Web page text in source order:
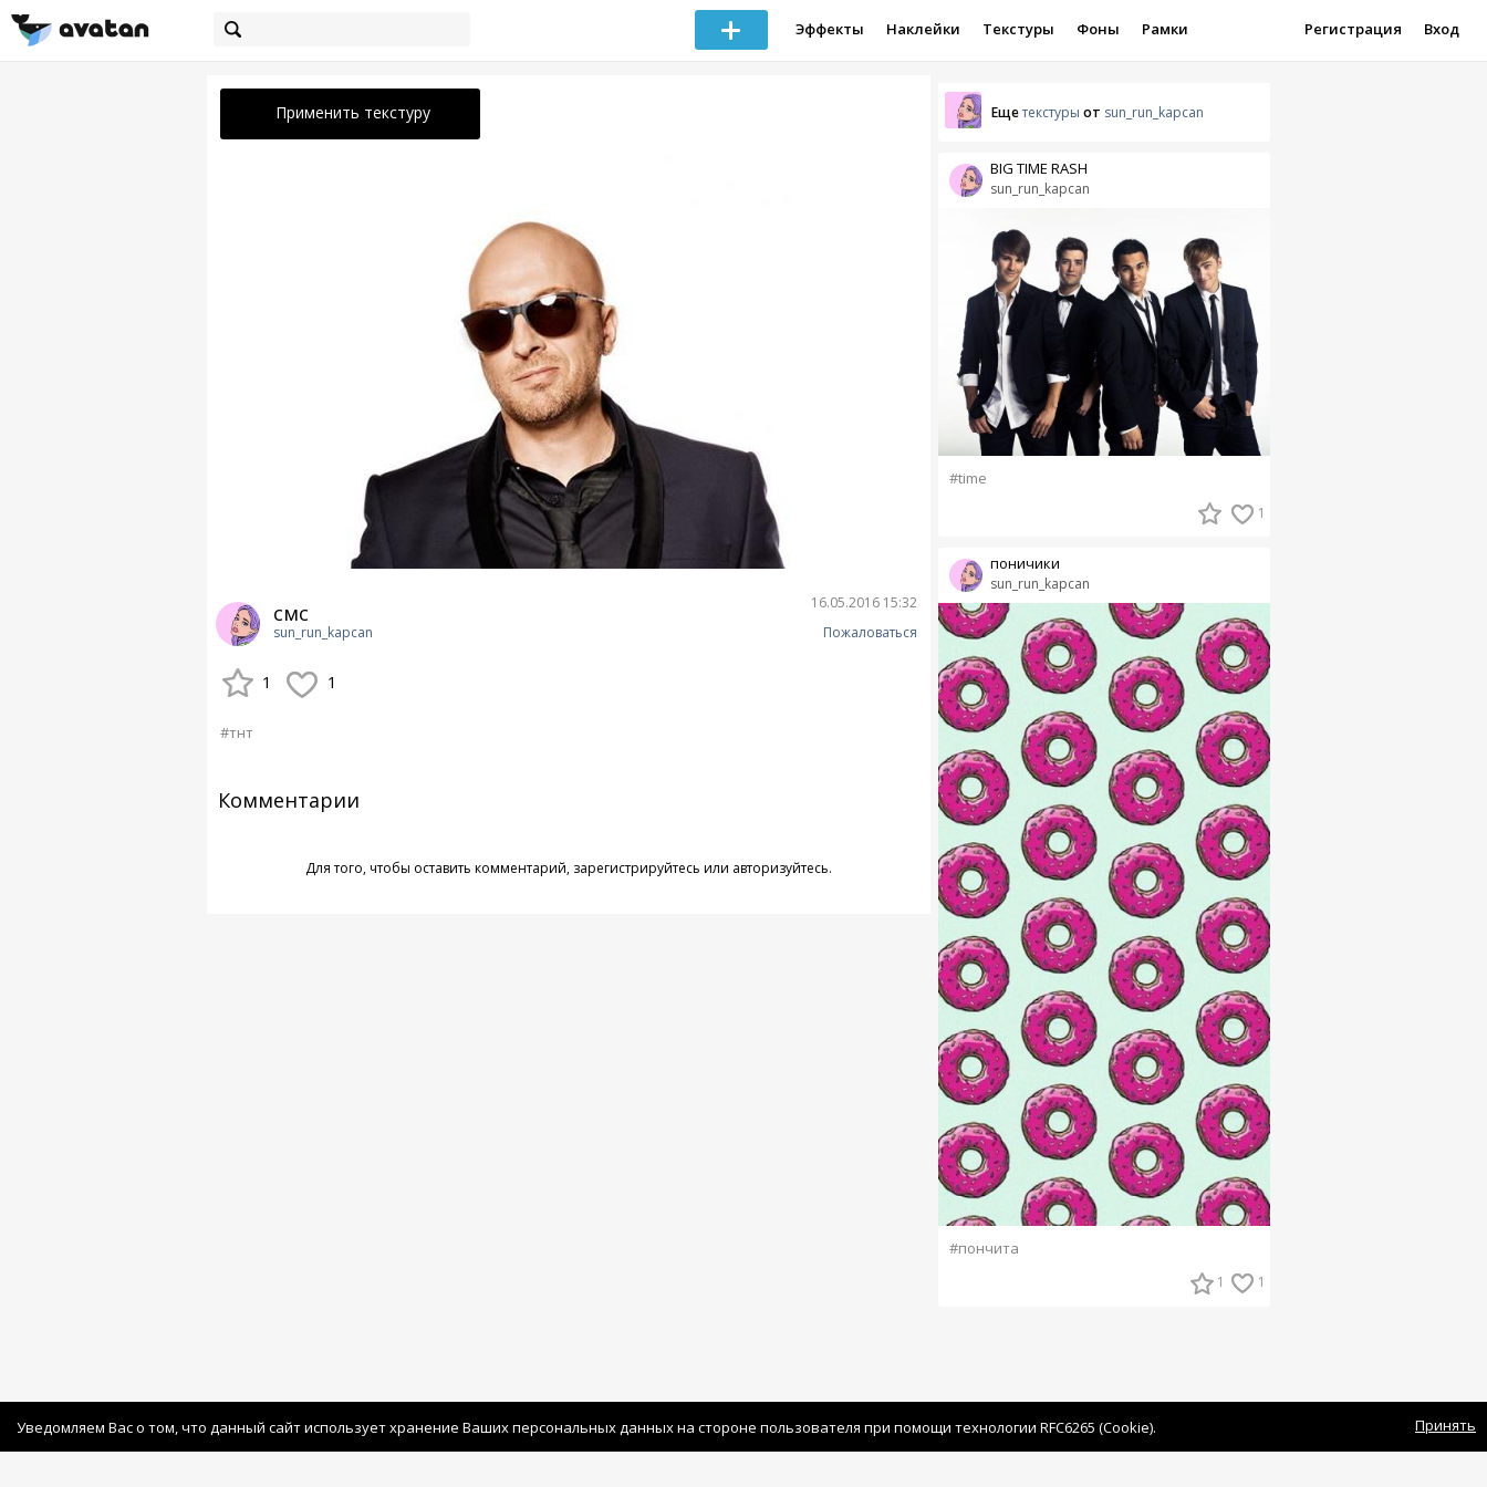
Эффекты Наклейки Текстуры Фоны Рамки Регистрация Вход
Применить текстуру
смс
sun_run_kapcan
16.05.2016 15:32
Пожаловаться
1 1
#тнт
Комментарии
Для того, чтобы оставить комментарий, зарегистрируйтесь или авторизуйтесь.
Ещетекстуры от sun_run_kapcan
sun_run_kapcan
BIG TIME RASH
#time
1
sun_run_kapcan
поничики
#пончита
1 1
Уведомляем Вас о том, что данный сайт использует хранение Ваших персональных данных на стороне пользователя при помощи технологии RFC6265 (Cookie). Принять